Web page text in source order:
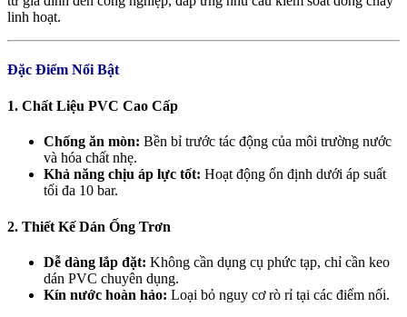
linh hoạt.
Đặc Điểm Nổi Bật
1. Chất Liệu PVC Cao Cấp
Chống ăn mòn: Bền bỉ trước tác động của môi trường nước
và hóa chất nhẹ.
Khả năng chịu áp lực tốt: Hoạt động ổn định dưới áp suất
tối đa 10 bar.
2. Thiết Kế Dán Ống Trơn
Dễ dàng lắp đặt: Không cần dụng cụ phức tạp, chỉ cần keo
dán PVC chuyên dụng.
Kín nước hoàn hảo: Loại bỏ nguy cơ rò rỉ tại các điểm nối.